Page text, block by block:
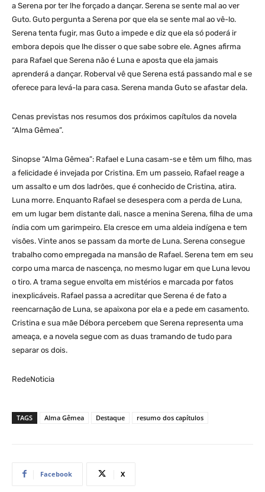
a Serena por ter lhe forçado a dançar. Serena se sente mal ao ver
Guto. Guto pergunta a Serena por que ela se sente mal ao vê-lo.
Serena tenta fugir, mas Guto a impede e diz que ela só poderá ir
embora depois que lhe disser o que sabe sobre ele. Agnes afirma
para Rafael que Serena não é Luna e aposta que ela jamais
aprenderá a dançar. Roberval vê que Serena está passando mal e se
oferece para levá-la para casa. Serena manda Guto se afastar dela.
Cenas previstas nos resumos dos próximos capítulos da novela
“Alma Gêmea”.
Sinopse “Alma Gêmea”: Rafael e Luna casam-se e têm um filho, mas
a felicidade é invejada por Cristina. Em um passeio, Rafael reage a
um assalto e um dos ladrões, que é conhecido de Cristina, atira.
Luna morre. Enquanto Rafael se desespera com a perda de Luna,
em um lugar bem distante dali, nasce a menina Serena, filha de uma
índia com um garimpeiro. Ela cresce em uma aldeia indígena e tem
visões. Vinte anos se passam da morte de Luna. Serena consegue
trabalho como empregada na mansão de Rafael. Serena tem em seu
corpo uma marca de nascença, no mesmo lugar em que Luna levou
o tiro. A trama segue envolta em mistérios e marcada por fatos
inexplicáveis. Rafael passa a acreditar que Serena é de fato a
reencarnação de Luna, se apaixona por ela e a pede em casamento.
Cristina e sua mãe Débora percebem que Serena representa uma
ameaça, e a novela segue com as duas tramando de tudo para
separar os dois.
RedeNoticia
TAGS Alma Gêmea Destaque resumo dos capítulos
Facebook X